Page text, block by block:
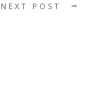
NEXT POST